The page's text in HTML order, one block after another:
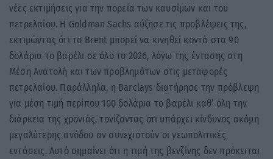
νέες εκτιμήσεις για την πορεία των καυσίμων και του
πετρελαίου. Η Goldman Sachs αύξησε τις προβλέψεις της,
εκτιμώντας ότι το Brent μπορεί να κινηθεί κοντά στα 90
δολάρια το βαρέλι σε όλο το 2026, λόγω της έντασης στη
Μέση Ανατολή και των προβλημάτων στις μεταφορές
πετρελαίου. Παράλληλα, η Barclays διατήρησε την πρόβλεψη
για μέση τιμή περίπου 100 δολάρια το βαρέλι καθ’ όλη την
διάρκεια της χρονιάς, τονίζοντας ότι υπάρχει κίνδυνος ακόμη
μεγαλύτερης ανόδου αν συνεχιστούν οι γεωπολιτικές
εντάσεις. Αυτό σημαίνει ότι η τιμή της βενζίνης δεν πρόκειται